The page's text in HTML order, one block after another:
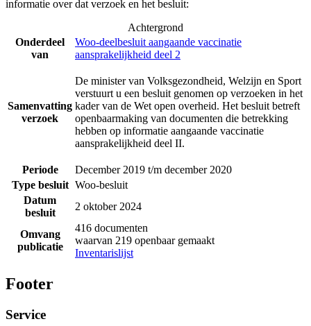
informatie over dat verzoek en het besluit:
Achtergrond
Onderdeel
van
Woo-deelbesluit aangaande vaccinatie
aansprakelijkheid deel 2
Samenvatting
verzoek
De minister van Volksgezondheid, Welzijn en Sport
verstuurt u een besluit genomen op verzoeken in het
kader van de Wet open overheid. Het besluit betreft
openbaarmaking van documenten die betrekking
hebben op informatie aangaande vaccinatie
aansprakelijkheid deel II.
Periode
December 2019 t/m december 2020
Type besluit Woo-besluit
Datum
besluit
2 oktober 2024
Omvang
publicatie
416 documenten
waarvan 219 openbaar gemaakt
Inventarislijst
Footer
Service